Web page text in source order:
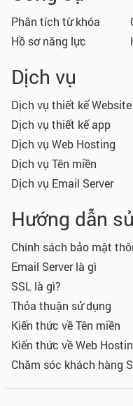
Phân tích từ khóa
Hồ sơ năng lực
Dịch vụ
Dịch vụ thiết kế Website
Dịch vụ thiết kế app
Dịch vụ Web Hosting
Dịch vụ Tên miền
Dịch vụ Email Server
Hướng dẫn
Chính sách bảo mật
Email Server là gì
SSL là gì?
Thỏa thuận sử dụng
Kiến thức về Tên miền
Kiến thức về Web
Chăm sóc khách hàng